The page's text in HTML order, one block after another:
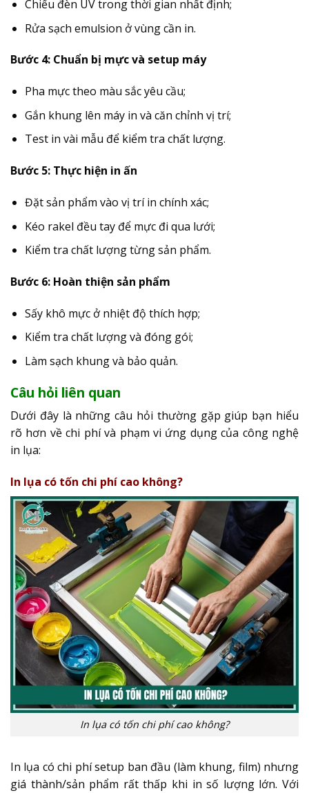
Chiếu đèn UV trong thời gian nhất định;
Rửa sạch emulsion ở vùng cần in.
Bước 4: Chuẩn bị mực và setup máy
Pha mực theo màu sắc yêu cầu;
Gắn khung lên máy in và căn chỉnh vị trí;
Test in vài mẫu để kiểm tra chất lượng.
Bước 5: Thực hiện in ấn
Đặt sản phẩm vào vị trí in chính xác;
Kéo rakel đều tay để mực đi qua lưới;
Kiểm tra chất lượng từng sản phẩm.
Bước 6: Hoàn thiện sản phẩm
Sấy khô mực ở nhiệt độ thích hợp;
Kiểm tra chất lượng và đóng gói;
Làm sạch khung và bảo quản.
Câu hỏi liên quan
Dưới đây là những câu hỏi thường gặp giúp bạn hiểu
rõ hơn về chi phí và phạm vi ứng dụng của công nghệ
in lụa:
In lụa có tốn chi phí cao không?
In lụa có tốn chi phí cao không?
In lụa có chi phí setup ban đầu (làm khung, film) nhưng
giá thành/sản phẩm rất thấp khi in số lượng lớn. Với